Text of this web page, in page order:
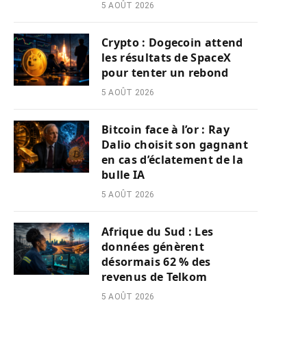
5 AOÛT 2026
Crypto : Dogecoin attend
les résultats de SpaceX
pour tenter un rebond
5 AOÛT 2026
Bitcoin face à l’or : Ray
Dalio choisit son gagnant
en cas d’éclatement de la
bulle IA
5 AOÛT 2026
Afrique du Sud : Les
données génèrent
désormais 62 % des
revenus de Telkom
5 AOÛT 2026